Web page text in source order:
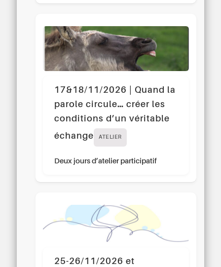
17&18/11/2026 | Quand la
parole circule… créer les
conditions d’un véritable
échange
ATELIER
Deux jours d’atelier participatif
25-26/11/2026 et